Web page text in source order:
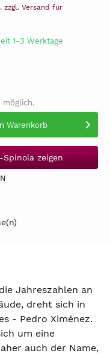
zzgl. Versand für
1-3 Werktage
möglich.
Warenkorb
Spínola zeigen
Jahreszahlen an
dreht sich in
- Pedro Ximénez.
um eine
auch der Name,